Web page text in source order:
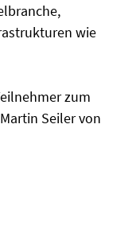
wie
zum
Seiler von